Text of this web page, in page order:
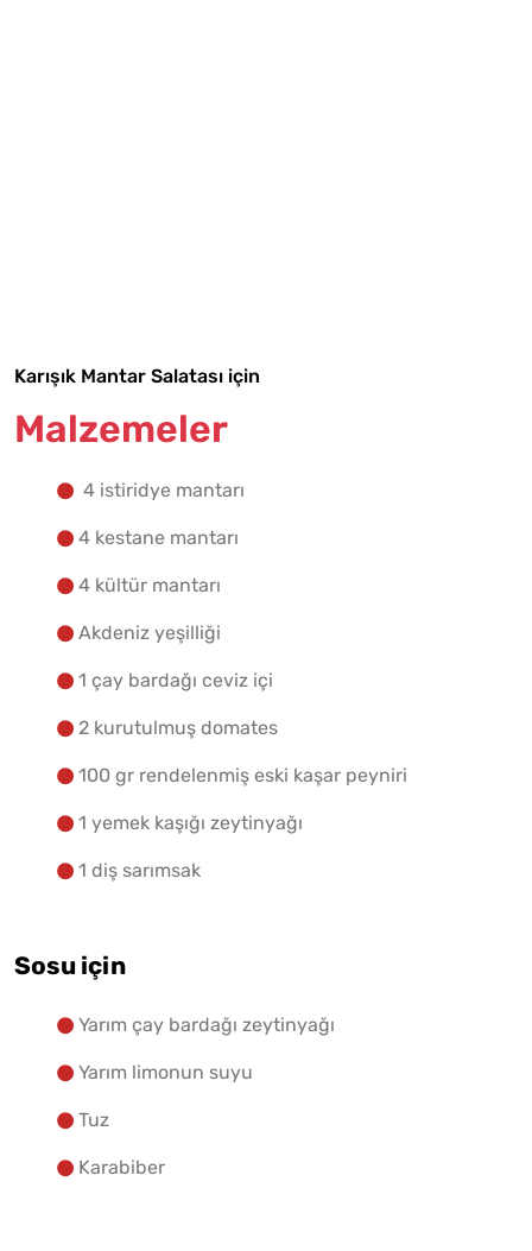
Karışık Mantar Salatası için
Malzemeler
4 istiridye mantarı
4 kestane mantarı
4 kültür mantarı
Akdeniz yeşilliği
1 çay bardağı ceviz içi
2 kurutulmuş domates
100 gr rendelenmiş eski kaşar peyniri
1 yemek kaşığı zeytinyağı
1 diş sarımsak
Sosu için
Yarım çay bardağı zeytinyağı
Yarım limonun suyu
Tuz
Karabiber